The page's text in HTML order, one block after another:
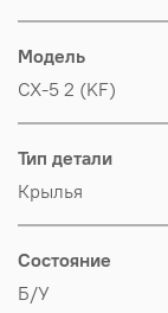
Модель
CX-5 2 (KF)
Тип детали
Крылья
Состояние
Б/У